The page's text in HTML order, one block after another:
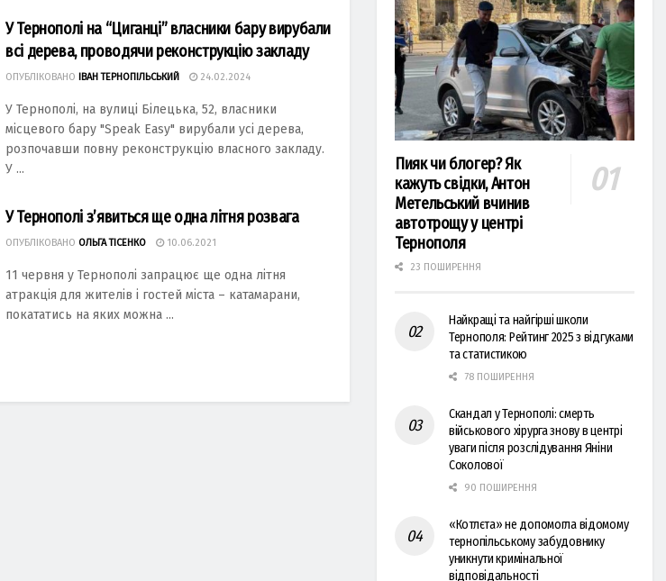
У Тернополі на “Циганці” власники бару вирубали
всі дерева, проводячи реконструкцію закладу
ОПУБЛІКОВАНО ІВАН ТЕРНОПІЛЬСЬКИЙ 24.02.2024
У Тернополі, на вулиці Білецька, 52, власники
місцевого бару "Speak Easy" вирубали усі дерева,
розпочавши повну реконструкцію власного закладу.
У ...
У Тернополі з’явиться ще одна літня розвага
ОПУБЛІКОВАНО ОЛЬГА ТІСЕНКО 10.06.2021
11 червня у Тернополі запрацює ще одна літня
атракція для жителів і гостей міста – катамарани,
покататись на яких можна ...
Пияк чи блогер? Як
кажуть свідки, Антон
Метельський вчинив
автотрощу у центрі
Тернополя
23 ПОШИРЕННЯ
Найкращі та найгірші школи
Тернополя: Рейтинг 2025 з відгуками
та статистикою
78 ПОШИРЕННЯ
Скандал у Тернополі: смерть
військового хірурга знову в центрі
уваги після розслідування Яніни
Соколової
90 ПОШИРЕННЯ
«Котлєта» не допомогла відомому
тернопільському забудовнику
уникнути кримінальної
відповідальності